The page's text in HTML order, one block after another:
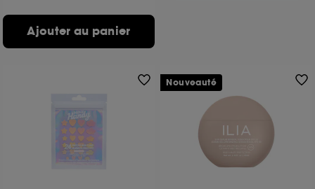
Ajouter au panier
Nouveauté